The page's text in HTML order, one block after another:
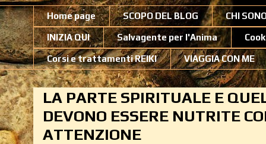
Home page SCOPO DEL BLOG CHI
INIZIA QUI Salvagente per l'Anima
Corsi e trattamenti REIKI VIAGGIA CON ME
LA PARTE SPIRITUALE E
DEVONO ESSERE NUTRITE
ATTENZIONE